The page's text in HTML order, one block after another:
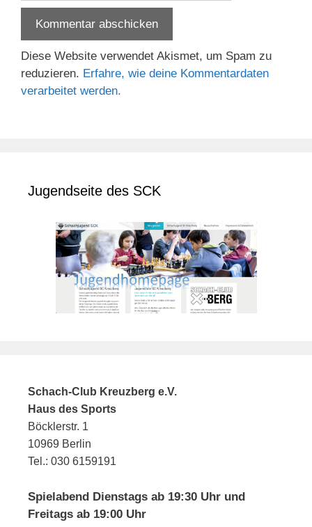
Diese Website verwendet Akismet, um Spam zu
reduzieren. Erfahre, wie deine Kommentardaten
verarbeitet werden.
Jugendseite des SCK
Schach-Club Kreuzberg e.V.
Haus des Sports
Böcklerstr. 1
10969 Berlin
Tel.: 030 6159191
Spielabend Dienstags ab 19:30 Uhr und
Freitags ab 19:00 Uhr